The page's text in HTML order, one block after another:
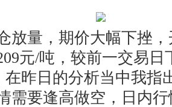
放量，期价大幅下挫，
元/吨，较前一交易日
在昨日的分析当中我指
需要逢高做空，日内